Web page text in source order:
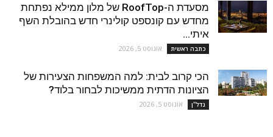
מסעדת ה-RoofTop של מלון ממילא נפתחת
מחדש עם קונספט קולינרי חדש בהובלת השף
איתי...
כתבה ראשית אוגוסט 5, 2026
הכי קרוב לבית: למה המשפחות הצעירות של
הציונות הדתית ממשיכות לבחור בלוד?
נדל''ן אוגוסט 5, 2026